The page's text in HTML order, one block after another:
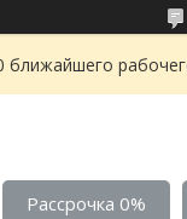
Рассрочка 0%